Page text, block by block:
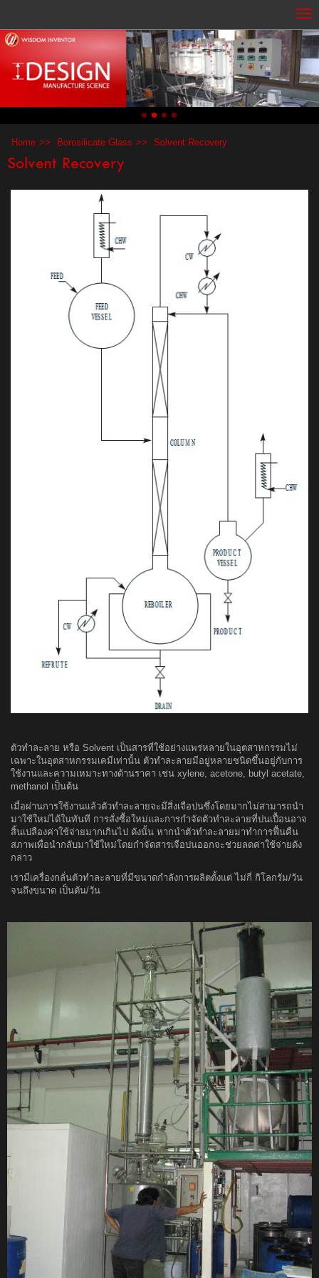
Home Borosilicate Glass Solvent Recovery
Solvent Recovery
ตัวทำละลาย หรือ Solvent เป็นสารที่ใช้อย่างแพร่หลายในอุตสาหกรรมไม่
เฉพาะในอุตสาหกรรมเคมีเท่านั้น ตัวทำละลายมีอยู่หลายชนิดขึ้นอยู่กับการ
ใช้งานและความเหมาะทางด้านราคา เช่น xylene, acetone, butyl acetate,
methanol เป็นต้น
เมื่อผ่านการใช้งานแล้วตัวทำละลายจะมีสิ่งเจือปนซึ่งโดยมากไม่สามารถนำ
มาใช้ใหม่ได้ในทันที การสั่งซื้อใหม่และการกำจัดตัวทำละลายที่ปนเปื้อนอาจ
สิ้นเปลืองค่าใช้จ่ายมากเกินไป ดังนั้น หากนำตัวทำละลายมาทำการฟื้นคืน
สภาพเพื่อนำกลับมาใช้ใหม่โดยกำจัดสารเจือปนออกจะช่วยลดค่าใช้จ่ายดัง
กล่าว
เรามีเครื่องกลั่นตัวทำละลายที่มีขนาดกำลังการผลิตตั้งแต่ ไม่กี่ กิโลกรัม/วัน
จนถึงขนาด เป็นตัน/วัน